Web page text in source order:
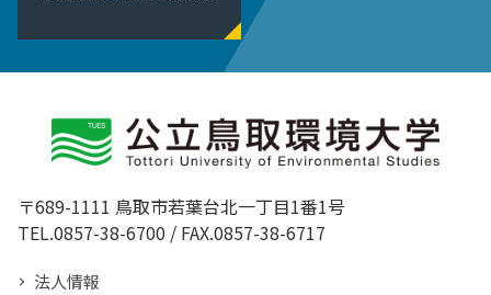
〒689-1111 鳥取市若葉台北一丁目1番1号
TEL.0857-38-6700 / FAX.0857-38-6717
法人情報